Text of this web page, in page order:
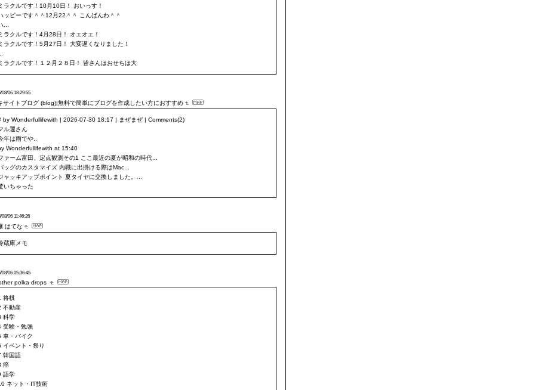
ラクルです！10月10日！ おいっす！
ッピーです＾＾12月22＾＾ こんばんわ＾＾
...
ラクルです！4月28日！ オエオエ！
ラクルです！5月27日！ 大変遅くなりました！
ラクルです！１２月２８日！ 皆さんはおせちは大
08/06 18:29:55
サイトブログ (blog)|無料で簡単にブログを作成したい方におすすめ
by Wonderfullifewith | 2026-07-30 18:17 | まぜまぜ | Comments(2)
ル運さん
年は雨でや..
Wonderfullifewith at 15:40
ァーム富田、定点観測その1 ここ最近の夏が昭和の時代...
ッグのカスタマイズ 内職に出掛ける際はMac...
ャッキアップポイント 夏タイヤに交換しました。...
いちゃった
08/06 11:46:26
はてな
蔵庫メモ
08/06 05:36:45
polka drops
将棋
不動産
科学
受験・勉強
車・バイク
イベント・祭り
韓国語
癌
語学
ネット・IT技術